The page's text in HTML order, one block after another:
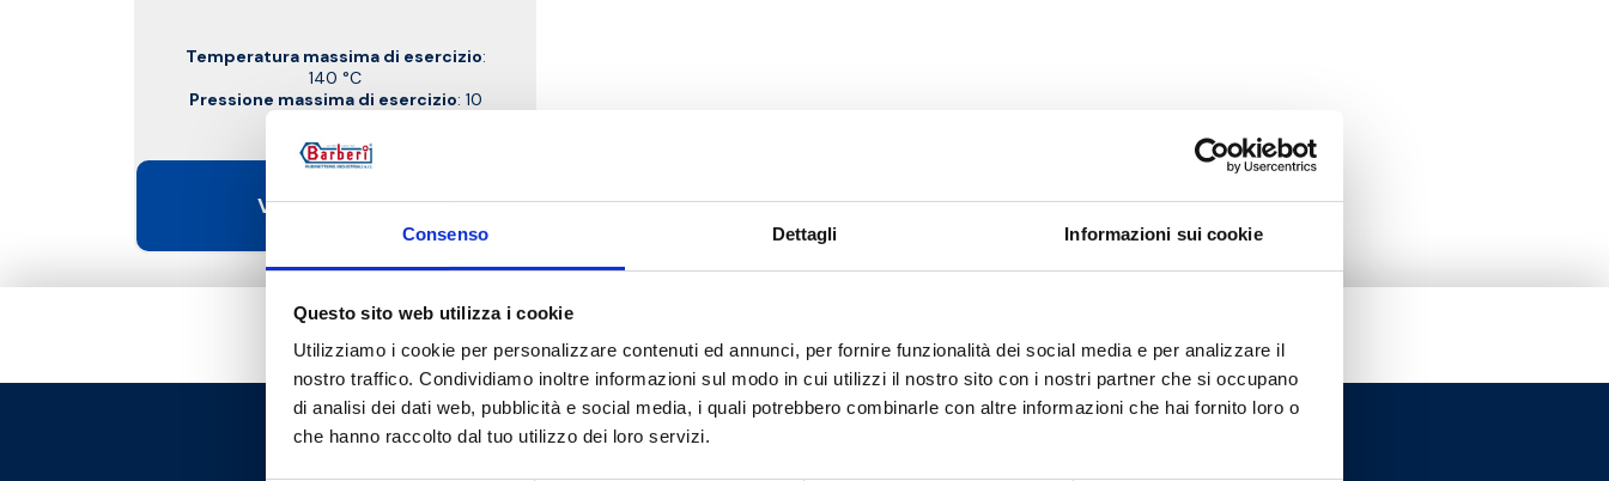
Consenso Dettagli Informazioni sui cookie
Questo sito web utilizza i cookie
Utilizziamo i cookie per personalizzare contenuti ed annunci, per fornire funzionalità dei social media e per analizzare il
nostro traffico. Condividiamo inoltre informazioni sul modo in cui utilizzi il nostro sito con i nostri partner che si occupano
di analisi dei dati web, pubblicità e social media, i quali potrebbero combinarle con altre informazioni che hai fornito loro o
che hanno raccolto dal tuo utilizzo dei loro servizi.
Temperatura massima di esercizio:
140 °C
Pressione massima di esercizio: 10
Vai al prodotto